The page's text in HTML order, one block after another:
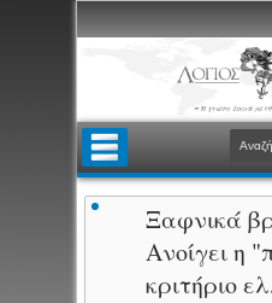
Ξαφνικά
Ανοίγει η
κριτήριο